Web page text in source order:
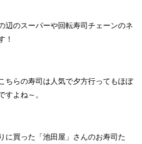
辺のスーパーや回転寿司チェーンのネ
！
ちらの寿司は人気で夕方行ってもほぼ
すよね～。
に買った「池田屋」さんのお寿司た